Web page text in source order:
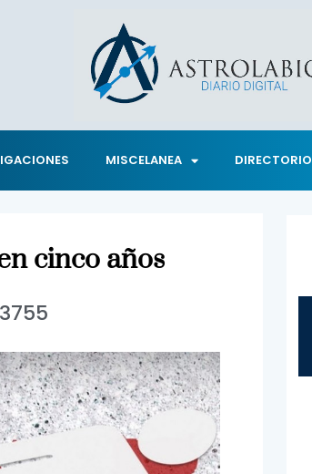
MISCELANEA DIRECTORIO
cinco años
3755